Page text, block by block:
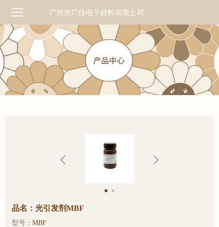
广州市广传电子材料有限公司
品名：光引发剂MBF
型号：MBF